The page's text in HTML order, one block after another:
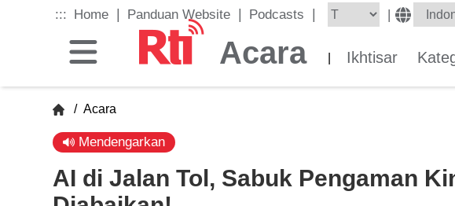
::: Home Panduan Website Podcasts |
Acara Ikhtisar
/ Acara
Mendengarkan
AI di Jalan Tol, Sabuk Pengaman